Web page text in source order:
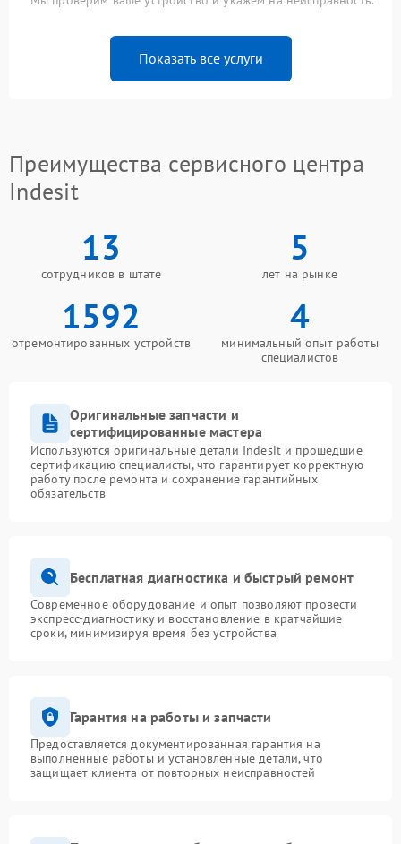
Показать все услуги
Преимущества сервисного центра
Indesit
13
сотрудников в штате
5
лет на рынке
1592
отремонтированных устройств
4
минимальный опыт работы
специалистов
Оригинальные запчасти и
сертифицированные мастера
Используются оригинальные детали Indesit и прошедшие
сертификацию специалисты, что гарантирует корректную
работу после ремонта и сохранение гарантийных
обязательств
Бесплатная диагностика и быстрый ремонт
Современное оборудование и опыт позволяют провести
экспресс-диагностику и восстановление в кратчайшие
сроки, минимизируя время без устройства
Гарантия на работы и запчасти
Предоставляется документированная гарантия на
выполненные работы и установленные детали, что
защищает клиента от повторных неисправностей